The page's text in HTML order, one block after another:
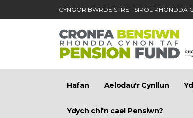
CYNGOR BWRDEISTREF SIROL RHONDDA
Skip to main content
Hafan Aelodau'r Cynllun
Ydych chi'n cael Pensiwn?